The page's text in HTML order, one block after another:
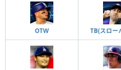
OTW TB(スロー